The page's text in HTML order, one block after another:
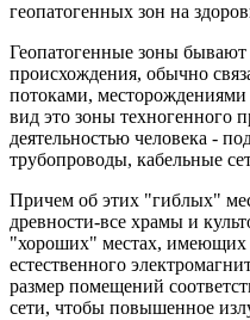
геопатогенных зон на
Геопатогенные зоны бывают
происхождения, обычно
потоками,
вид это зоны техногенного
деятельностью человека -
трубопроводы, кабельные
Причем об этих "гиблых"
древности-все храмы и
"хороших" местах, имеющих
естественного
размер помещений
сети, чтобы повышенное